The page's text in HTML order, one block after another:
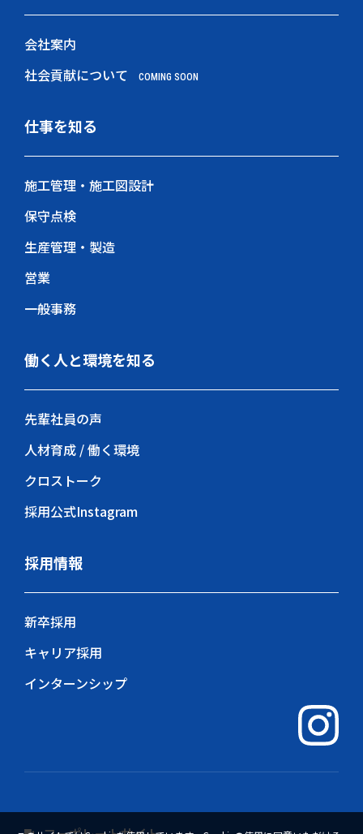
会社案内
社会貢献について
COMING SOON
仕事を知る
施工管理・施工図設計
保守点検
生産管理・製造
営業
一般事務
働く人と環境を知る
先輩社員の声
人材育成 / 働く環境
クロストーク
採用公式Instagram
採用情報
新卒採用
キャリア採用
インターンシップ